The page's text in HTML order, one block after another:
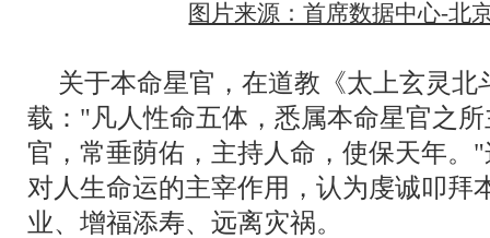
图片来源：首席数据中心-北
关于本命星官，在道教《太上玄灵
载："凡人性命五体，悉属本命星官之
官，常垂荫佑，主持人命，使保天年。
对人生命运的主宰作用，认为虔诚叩拜
业、增福添寿、远离灾祸。